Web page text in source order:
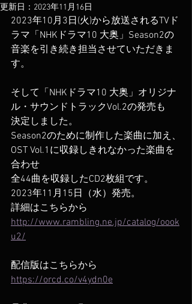
更新日： 2023年11月16日
2023年10月3日(火)から放送されるTVド
ラマ「NHKドラマ10 大奥」Season2の
音楽を引き続き担当させていただきま
す。
​そして「NHKドラマ10 大奥」オリジナ
ル・サウンドトラックVol.2の発売も
決定しました。
Season2のために制作した楽曲に加え、
OST Vol.1に収録しきれなかった楽曲を
合わせ
全44曲を収録したCD2枚組です。
2023年11月15日（水）発売。
詳細はこちらから
http://www.rambling.ne.jp/catalog/oook
u2/
配信版はこちらから
https://orcd.co/v4ydn0e​